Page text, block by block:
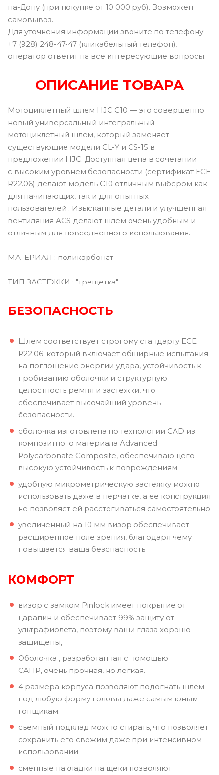
на-Дону (при покупке от 10 000 руб). Возможен
самовывоз.
Для уточнения информации звоните по телефону
+7 (928) 248-47-47 (кликабельный телефон),
оператор ответит на все интересующие вопросы.
ОПИСАНИЕ ТОВАРА
Мотоциклетный шлем HJC C10 — это совершенно
новый универсальный интегральный
мотоциклетный шлем, который заменяет
существующие модели CL-Y и CS-15 в
предложении HJC. Доступная цена в сочетании
с высоким уровнем безопасности (сертификат ECE
R22.06) делают модель C10 отличным выбором как
для начинающих, так и для опытных
пользователей . Изысканные детали и улучшенная
вентиляция ACS делают шлем очень удобным и
отличным для повседневного использования.
МАТЕРИАЛ : поликарбонат
ТИП ЗАСТЕЖКИ : "трещетка"
БЕЗОПАСНОСТЬ
Шлем соответствует строгому стандарту ECE
R22.06, который включает обширные испытания
на поглощение энергии удара, устойчивость к
пробиванию оболочки и структурную
целостность ремня и застежки, что
обеспечивает высочайший уровень
безопасности.
оболочка изготовлена по технологии CAD из
композитного материала Advanced
Polycarbonate Composite, обеспечивающего
высокую устойчивость к повреждениям
удобную микрометрическую застежку можно
использовать даже в перчатке, а ее конструкция
не позволяет ей расстегиваться самостоятельно
увеличенный на 10 мм визор обеспечивает
расширенное поле зрения, благодаря чему
повышается ваша безопасность
КОМФОРТ
визор с замком Pinlock имеет покрытие от
царапин и обеспечивает 99% защиту от
ультрафиолета, поэтому ваши глаза хорошо
защищены,
Оболочка , разработанная с помощью
САПР, очень прочная, но легкая.
4 размера корпуса позволяют подогнать шлем
под любую форму головы даже самым юным
гонщикам.
съемный подклад можно стирать, что позволяет
сохранить его свежим даже при интенсивном
использовании
сменные накладки на щеки позволяют